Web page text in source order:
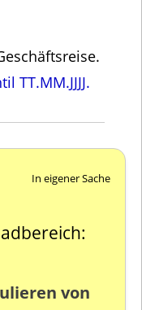
TT.MM.JJJJ.
In eigener Sache
von